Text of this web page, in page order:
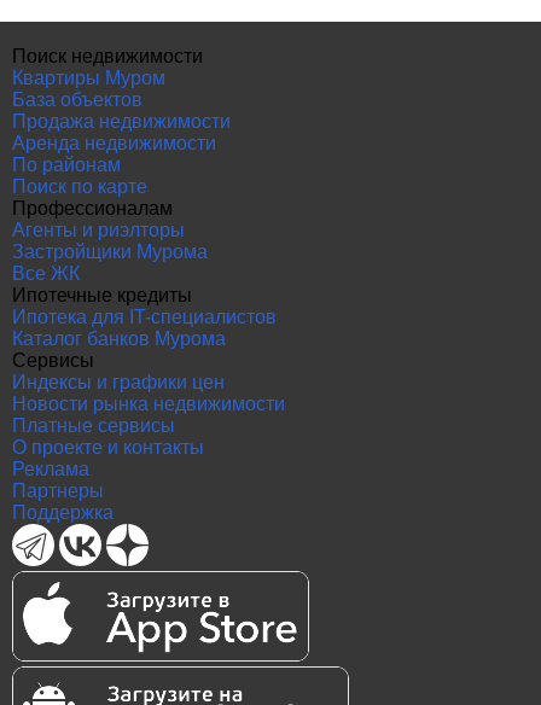
Поиск недвижимости
Квартиры Муром
База объектов
Продажа недвижимости
Аренда недвижимости
По районам
Поиск по карте
Профессионалам
Агенты и риэлторы
Застройщики Мурома
Все ЖК
Ипотечные кредиты
Ипотека для IT-специалистов
Каталог банков Мурома
Сервисы
Индексы и графики цен
Новости рынка недвижимости
Платные сервисы
О проекте и контакты
Реклама
Партнеры
Поддержка